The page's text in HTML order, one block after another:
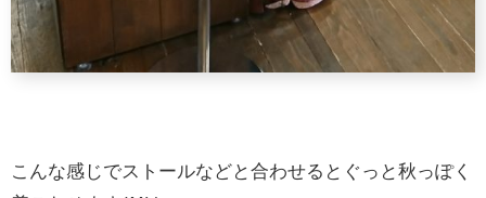
こんな感じでストールなどと合わせるとぐっと秋っぽく